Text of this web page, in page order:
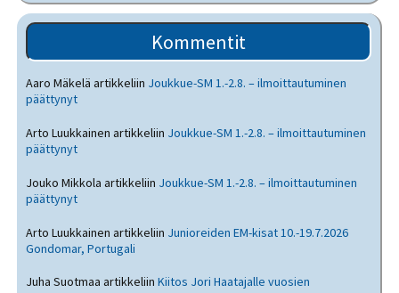
Kommentit
Aaro Mäkelä artikkeliin Joukkue-SM 1.-2.8. – ilmoittautuminen
päättynyt
Arto Luukkainen artikkeliin Joukkue-SM 1.-2.8. – ilmoittautuminen
päättynyt
Jouko Mikkola artikkeliin Joukkue-SM 1.-2.8. – ilmoittautuminen
päättynyt
Arto Luukkainen artikkeliin Junioreiden EM-kisat 10.-19.7.2026
Gondomar, Portugali
Juha Suotmaa artikkeliinKiitos Jori Haatajalle vuosien